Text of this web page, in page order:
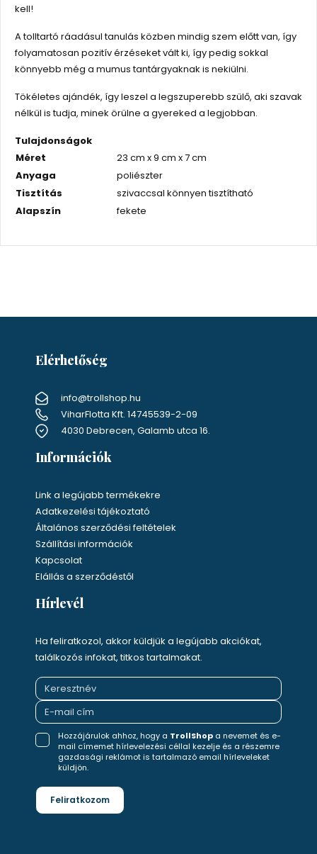
kell!
A tolltartó ráadásul tanulás közben mindig szem előtt van, így
folyamatosan pozitív érzéseket vált ki, így pedig sokkal
könnyebb még a mumus tantárgyaknak is nekiülni.
Tökéletes ajándék, így leszel a legszuperebb szülő, aki szavak
nélkül is tudja, minek örülne a gyereked a legjobban.
Tulajdonságok
Méret
23 cm x 9 cm x 7 cm
Anyaga
poliészter
Tisztítás
szivaccsal könnyen tisztítható
Alapszín
fekete
Elérhetőség
info@trollshop.hu
ViharFlotta Kft. 14745539-2-09
4030 Debrecen, Galamb utca 16.
Információk
Link a legújabb termékekre
Adatkezelési tájékoztató
Általános szerződési feltételek
Szállítási információk
Kapcsolat
Elállás a szerződéstől
Hírlevél
Ha feliratkozol, akkor küldjük a legújabb akciókat,
találkozós infokat, titkos tartalmakat.
Hozzájárulok ahhoz, hogy a TrollShop a nevemet és e-
mail címemet hírlevelezési céllal kezelje és a részemre
gazdasági reklámot is tartalmazó email hírleveleket
küldjön.
Feliratkozom